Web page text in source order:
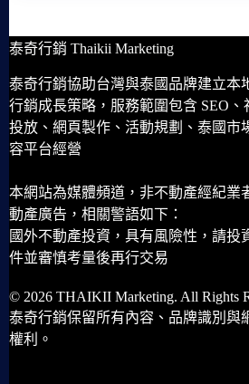
泰奇行銷 Thaikii Marketing
泰奇行銷協助台灣與泰國品牌建立本
行銷成長策略，服務範圍包含 SEO、
投放、網頁製作、活動規劃、泰國市
容平台經營
本網站為媒體頻道，非不動產經紀業
動產廣告，相關警語如下：
國外不動產投資，具有風險性，請投
件並審慎考量後再行交易
© 2026 THAIKII Marketing. All Rights
泰奇行銷保留所有內容、品牌識別與
權利。